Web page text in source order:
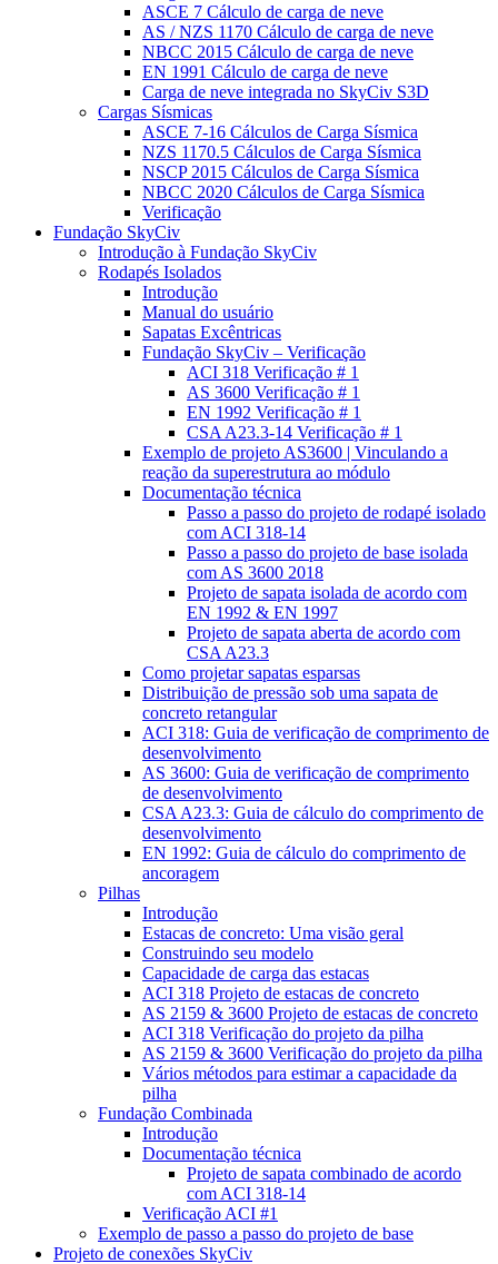
ASCE 7 Cálculo de carga de neve
AS / NZS 1170 Cálculo de carga de neve
NBCC 2015 Cálculo de carga de neve
EN 1991 Cálculo de carga de neve
Carga de neve integrada no SkyCiv S3D
Cargas Sísmicas
ASCE 7-16 Cálculos de Carga Sísmica
NZS 1170.5 Cálculos de Carga Sísmica
NSCP 2015 Cálculos de Carga Sísmica
NBCC 2020 Cálculos de Carga Sísmica
Verificação
Fundação SkyCiv
Introdução à Fundação SkyCiv
Rodapés Isolados
Introdução
Manual do usuário
Sapatas Excêntricas
Fundação SkyCiv – Verificação
ACI 318 Verificação # 1
AS 3600 Verificação # 1
EN 1992 Verificação # 1
CSA A23.3-14 Verificação # 1
Exemplo de projeto AS3600 | Vinculando a
reação da superestrutura ao módulo
Documentação técnica
Passo a passo do projeto de rodapé isolado
com ACI 318-14
Passo a passo do projeto de base isolada
com AS 3600 2018
Projeto de sapata isolada de acordo com
EN 1992 & EN 1997
Projeto de sapata aberta de acordo com
CSA A23.3
Como projetar sapatas esparsas
Distribuição de pressão sob uma sapata de
concreto retangular
ACI 318: Guia de verificação de comprimento de
desenvolvimento
AS 3600: Guia de verificação de comprimento
de desenvolvimento
CSA A23.3: Guia de cálculo do comprimento de
desenvolvimento
EN 1992: Guia de cálculo do comprimento de
ancoragem
Pilhas
Introdução
Estacas de concreto: Uma visão geral
Construindo seu modelo
Capacidade de carga das estacas
ACI 318 Projeto de estacas de concreto
AS 2159 & 3600 Projeto de estacas de concreto
ACI 318 Verificação do projeto da pilha
AS 2159 & 3600 Verificação do projeto da pilha
Vários métodos para estimar a capacidade da
pilha
Fundação Combinada
Introdução
Documentação técnica
Projeto de sapata combinado de acordo
com ACI 318-14
Verificação ACI #1
Exemplo de passo a passo do projeto de base
Projeto de conexões SkyCiv